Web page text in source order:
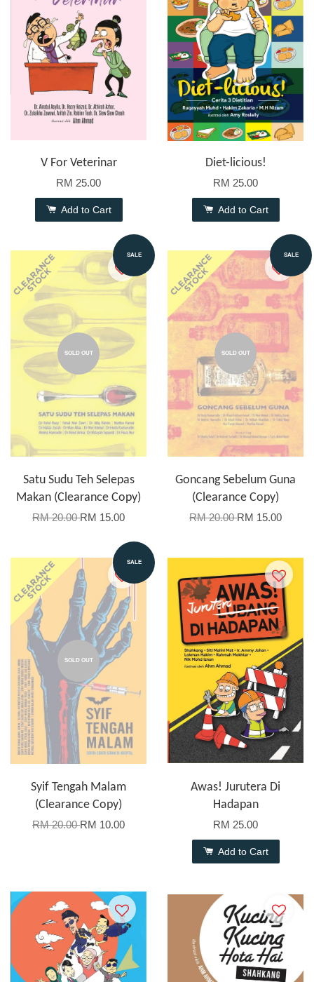
V For Veterinar
RM 25.00
Add to Cart
Diet-licious!
RM 25.00
Add to Cart
SALE
SOLD OUT
Satu Sudu Teh Selepas
Makan (Clearance Copy)
RM 20.00RM 15.00
SALE
SOLD OUT
Goncang Sebelum Guna
(Clearance Copy)
RM 20.00RM 15.00
SALE
SOLD OUT
Syif Tengah Malam
(Clearance Copy)
RM 20.00RM 10.00
Awas! Jurutera Di
Hadapan
RM 25.00
Add to Cart